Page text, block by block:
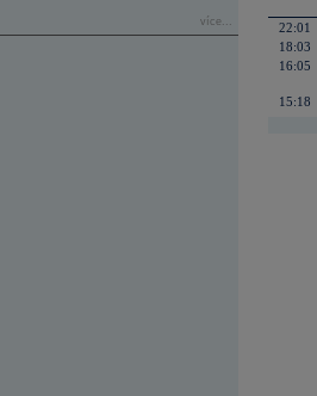
více...
22:01
18:03
16:05
15:18